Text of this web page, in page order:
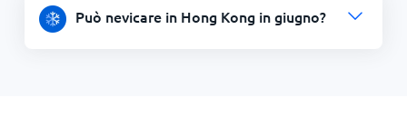
Può nevicare in Hong Kong in giugno?